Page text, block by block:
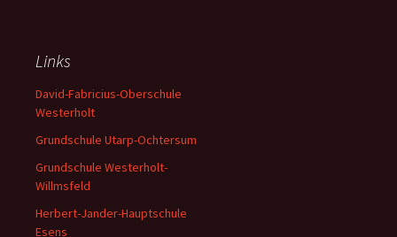
Links
David-Fabricius-Oberschule
Westerholt
Grundschule Utarp-Ochtersum
Grundschule Westerholt-
Willmsfeld
Herbert-Jander-Hauptschule
Esens